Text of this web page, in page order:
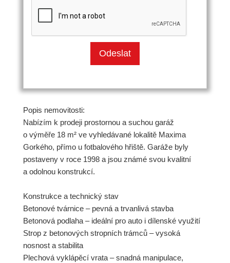
Popis nemovitosti:
Nabízím k prodeji prostornou a suchou garáž
o výměře 18 m² ve vyhledávané lokalitě Maxima
Gorkého, přímo u fotbalového hřiště. Garáže byly
postaveny v roce 1998 a jsou známé svou kvalitní
a odolnou konstrukcí.
Konstrukce a technický stav
Betonové tvárnice – pevná a trvanlivá stavba
Betonová podlaha – ideální pro auto i dílenské využití
Strop z betonových stropních trámců – vysoká
nosnost a stabilita
Plechová vyklápěcí vrata – snadná manipulace,